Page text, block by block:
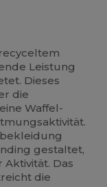
Leistung
Dieses
die
Waffel-
gestaltet,
Das
die